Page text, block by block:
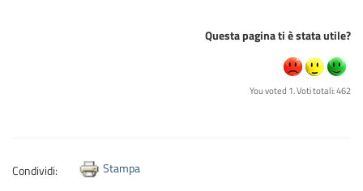
Questa pagina ti è stata utile?
You voted 1. Voti totali: 462
Condividi: Stampa